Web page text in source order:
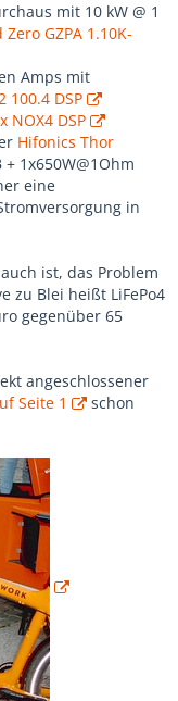
mit 10 kW @ 1
GZPA 1.10K-
Amps mit
100.4 DSP
NOX4 DSP
Hifonics Thor
+ 1x650W@1Ohm
eine
in
ist, das Problem
zu Blei heißt LiFePo4
gegenüber 65
angeschlossener
Seite 1
schon